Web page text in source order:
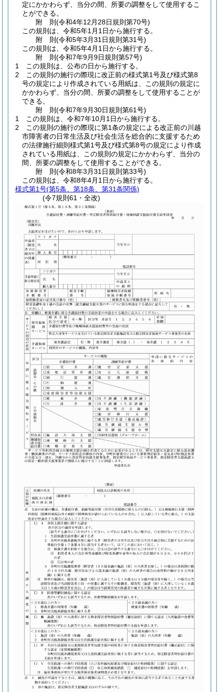
定にかかわらず、当分の間、所要の調整をして使用するこ
とができる。
附 則(令和4年12月28日規則第70号)
この規則は、令和5年1月1日から施行する。
附 則(令和5年3月31日規則第31号)
この規則は、令和5年4月1日から施行する。
附 則(令和7年9月9日規則第57号)
1
この規則は、公布の日から施行する。
2
この規則の施行の際現に改正前の様式第1号及び様式第8
号の規定により作成されている用紙は、この規則の規定に
かかわらず、当分の間、所要の調整をして使用することが
できる。
附 則(令和7年9月30日規則第61号)
1
この規則は、令和7年10月1日から施行する。
2
この規則の施行の際現に第1条の規定による改正前の川越
市障害者の日常生活及び社会生活を総合的に支援するため
の法律施行細則様式第1号及び様式第8号の規定により作成
されている用紙は、この規則の規定にかかわらず、当分の
間、所要の調整をして使用することができる。
附 則(令和8年3月31日規則第33号)
この規則は、令和8年4月1日から施行する。
様式第1号(第5条、第18条、第31条関係)
(令7規則61・全改)